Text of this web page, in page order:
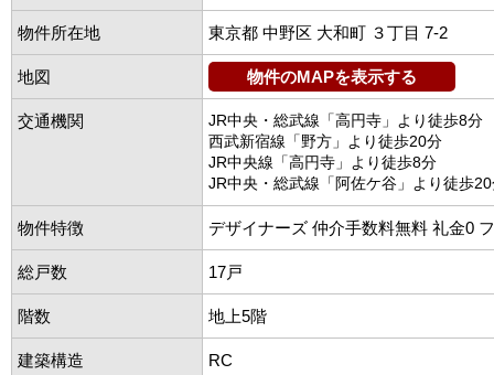
物件所在地 東京都 中野区 大和町 ３丁目 7-2
地図 物件のMAPを表示する
交通機関
JR中央・総武線「高円寺」より徒歩8分
西武新宿線「野方」より徒歩20分
JR中央線「高円寺」より徒歩8分
JR中央・総武線「阿佐ケ谷」より徒歩
物件特徴 デザイナーズ 仲介手数料無料 礼金0
総戸数 17戸
階数 地上5階
建築構造 RC